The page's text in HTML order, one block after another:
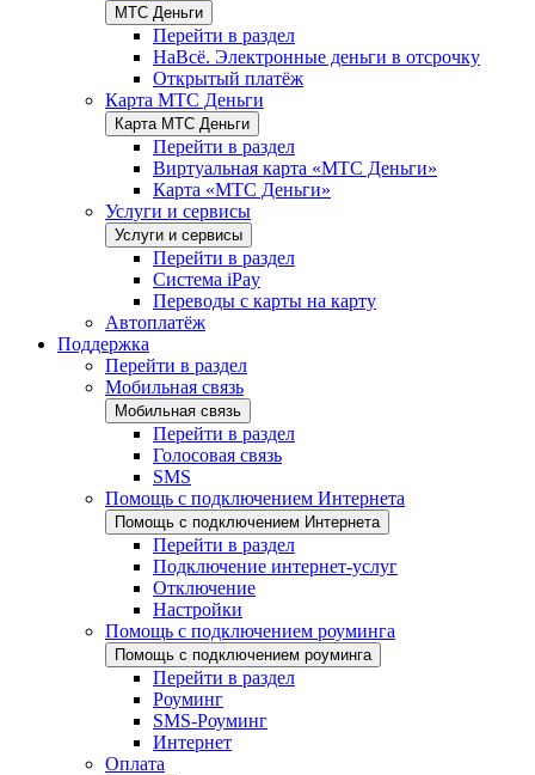
МТС Деньги
Перейти в раздел
НаВсё. Электронные деньги в отсрочку
Открытый платёж
Карта МТС Деньги
Карта МТС Деньги
Перейти в раздел
Виртуальная карта «МТС Деньги»
Карта «МТС Деньги»
Услуги и сервисы
Услуги и сервисы
Перейти в раздел
Система iPay
Переводы с карты на карту
Автоплатёж
Поддержка
Перейти в раздел
Мобильная связь
Мобильная связь
Перейти в раздел
Голосовая связь
SMS
Помощь с подключением Интернета
Помощь с подключением Интернета
Перейти в раздел
Подключение интернет-услуг
Отключение
Настройки
Помощь с подключением роуминга
Помощь с подключением роуминга
Перейти в раздел
Роуминг
SMS-Роуминг
Интернет
Оплата